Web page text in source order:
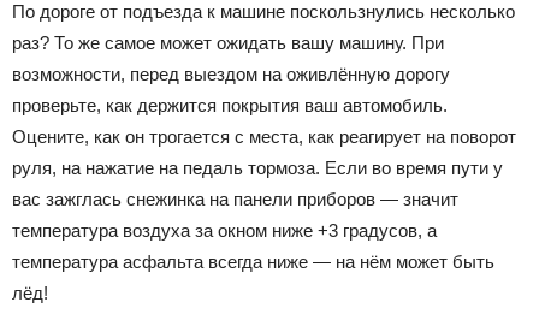
По дороге от подъезда к машине поскользнулись несколько
раз? То же самое может ожидать вашу машину. При
возможности, перед выездом на оживлённую дорогу
проверьте, как держится покрытия ваш автомобиль.
Оцените, как он трогается с места, как реагирует на поворот
руля, на нажатие на педаль тормоза. Если во время пути у
вас зажглась снежинка на панели приборов — значит
температура воздуха за окном ниже +3 градусов, а
температура асфальта всегда ниже — на нём может быть
лёд!